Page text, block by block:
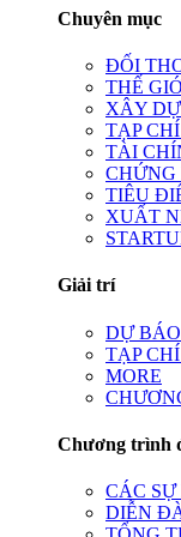
Chuyên mục
ĐỐI
THẾ
XÂY
TẠP
TÀI
TIÊU
XUẤT
Giải trí
DỰ
TẠP
MORE
Chương trình
CÁC
DIỄN